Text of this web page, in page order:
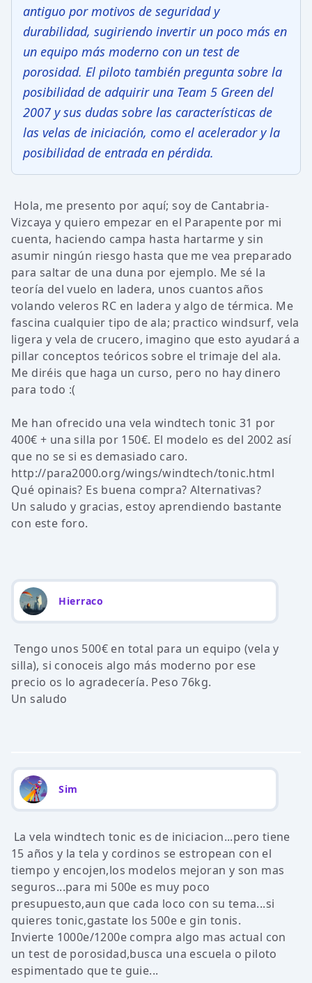
antiguo por motivos de seguridad y
durabilidad, sugiriendo invertir un poco más en
un equipo más moderno con un test de
porosidad. El piloto también pregunta sobre la
posibilidad de adquirir una Team 5 Green del
2007 y sus dudas sobre las características de
las velas de iniciación, como el acelerador y la
posibilidad de entrada en pérdida.
Hola, me presento por aquí; soy de Cantabria-
Vizcaya y quiero empezar en el Parapente por mi
cuenta, haciendo campa hasta hartarme y sin
asumir ningún riesgo hasta que me vea preparado
para saltar de una duna por ejemplo. Me sé la
teoría del vuelo en ladera, unos cuantos años
volando veleros RC en ladera y algo de térmica. Me
fascina cualquier tipo de ala; practico windsurf, vela
ligera y vela de crucero, imagino que esto ayudará a
pillar conceptos teóricos sobre el trimaje del ala.
Me diréis que haga un curso, pero no hay dinero
para todo :(
Me han ofrecido una vela windtech tonic 31 por
400€ + una silla por 150€. El modelo es del 2002 así
que no se si es demasiado caro.
http://para2000.org/wings/windtech/tonic.html
Qué opinais? Es buena compra? Alternativas?
Un saludo y gracias, estoy aprendiendo bastante
con este foro.
Hierraco
Tengo unos 500€ en total para un equipo (vela y
silla), si conoceis algo más moderno por ese
precio os lo agradecería. Peso 76kg.
Un saludo
Sim
La vela windtech tonic es de iniciacion...pero tiene
15 años y la tela y cordinos se estropean con el
tiempo y encojen,los modelos mejoran y son mas
seguros...para mi 500e es muy poco
presupuesto,aun que cada loco con su tema...si
quieres tonic,gastate los 500e e gin tonis.
Invierte 1000e/1200e compra algo mas actual con
un test de porosidad,busca una escuela o piloto
espimentado que te guie...